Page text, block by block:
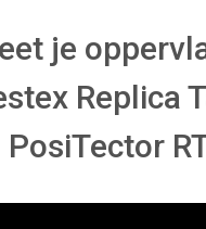
je
Replica
PosiTector